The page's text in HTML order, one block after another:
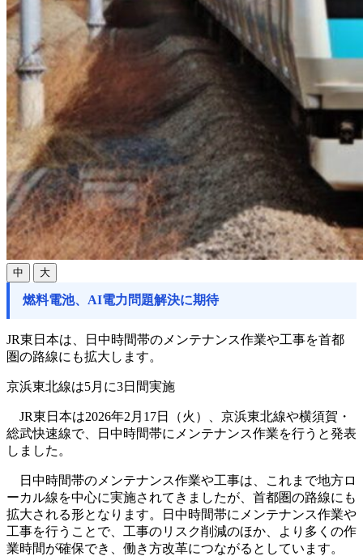
中 大
燃料電池、AI電力問題解決に期待
JR東日本は、日中時間帯のメンテナンス作業や工事を首都
圏の路線にも拡大します。
京浜東北線は5月に3日間実施
JR東日本は2026年2月17日（火）、京浜東北線や横須賀・
総武快速線で、日中時間帯にメンテナンス作業を行うと発表
しました。
日中時間帯のメンテナンス作業や工事は、これまで地方ロ
ーカル線を中心に実施されてきましたが、首都圏の路線にも
拡大される形となります。日中時間帯にメンテナンス作業や
工事を行うことで、工事のリスク削減のほか、より多くの作
業時間が確保でき、働き方改革につながるとしています。